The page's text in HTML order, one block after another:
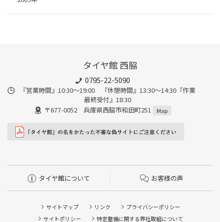
タイヤ館 西脇
0795-22-5090
『営業時間』10:30～19:00 『休憩時間』13:30～14:30『作業
最終受付』18:30
〒677-0052 兵庫県西脇市和田町251
Map
タイヤ館について お客様の声
サイトマップ リンク
プライバシーポリシー
サイトポリシー
特定整備に関する弊社取組について